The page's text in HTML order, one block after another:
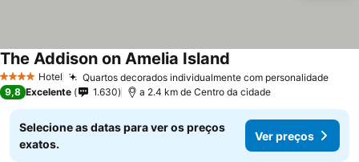
4 EstrelasHotel Quartos decorados individualmente com personalidade
The Addison on Amelia Island
9,8 Excelente 1.630 a 2.4 km de Centro da cidade
Selecione as datas para ver os preços
exatos.
Ver preços